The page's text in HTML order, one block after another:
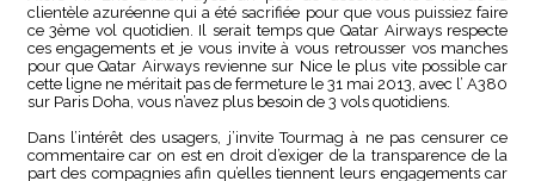
clientèle azuréenne qui a été sacrifiée pour que vous puissiez faire
ce 3ème vol quotidien. Il serait temps que Qatar Airways respecte
ces engagements et je vous invite à vous retrousser vos manches
pour que Qatar Airways revienne sur Nice le plus vite possible car
cette ligne ne méritait pas de fermeture le 31 mai 2013, avec l’ A380
sur Paris Doha, vous n’avez plus besoin de 3 vols quotidiens.
Dans l’intérêt des usagers, j’invite Tourmag à ne pas censurer ce
commentaire car on est en droit d’exiger de la transparence de la
part des compagnies afin qu’elles tiennent leurs engagements car